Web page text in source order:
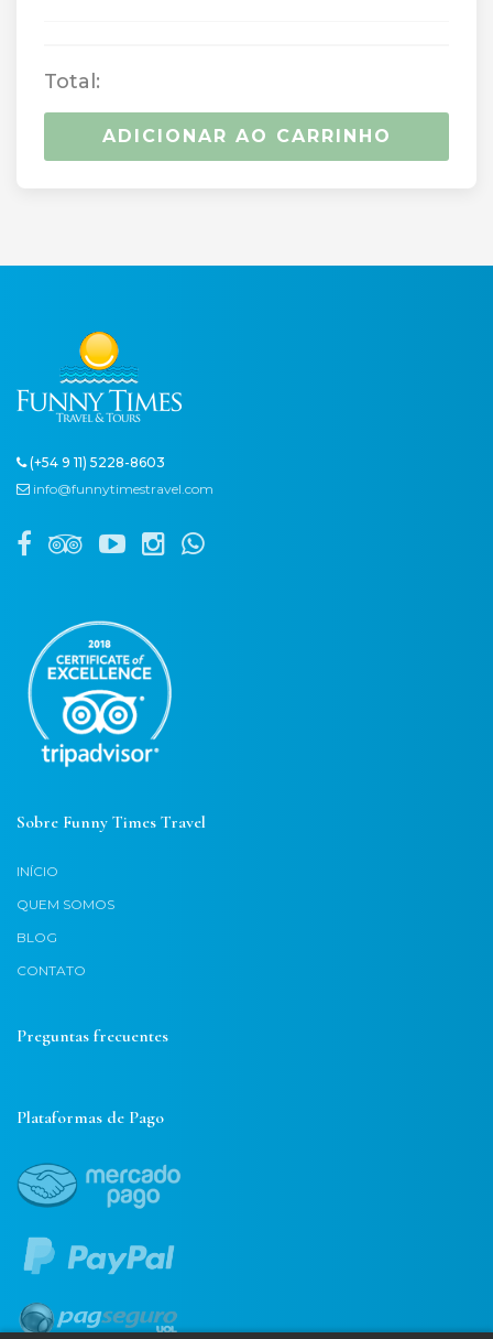
Total:
ADICIONAR AO CARRINHO
(+54 9 11) 5228-8603
info@funnytimestravel.com
Sobre Funny Times Travel
INÍCIO
QUEM SOMOS
BLOG
CONTATO
Preguntas frecuentes
Plataformas de Pago